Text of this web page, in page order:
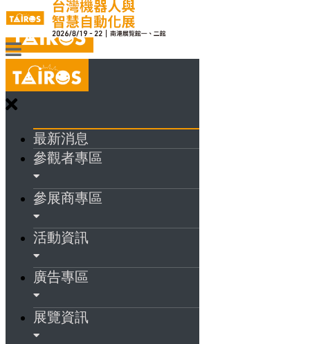
最新消息
參觀者專區
參展商專區
活動資訊
廣告專區
展覽資訊